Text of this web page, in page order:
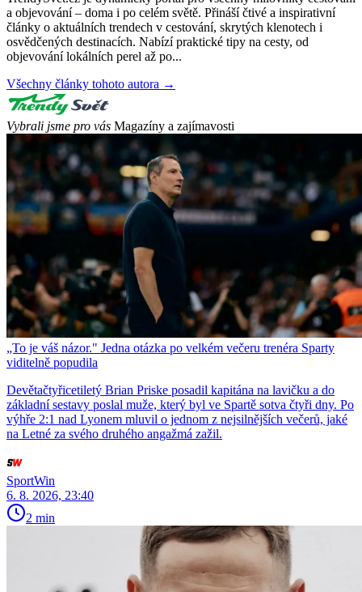
a objevování – doma i po celém světě. Přináší čtivé a inspirativní
články o aktuálních trendech v cestování, skrytých klenotech i
osvědčených destinacích. Nabízí praktické tipy na cesty, od
objevování lokálních perel až po...
Všechny články tohoto autora →
Vybrali jsme pro vás Magazíny a zajímavosti
„To je váš názor." Jedna otázka po velkém večeru trenéra Sparty
viditelně popudila
Devětačtyřicetiletý Brian Priske posadil kapitána na lavičku a do
základní sestavy poslal muže, který byl ve Spartě sotva čtyři dny. Po
výhře 2:1 nad Lyonem mluvil o jednom z nejsilnějších večerů, jaké
na Letné za svého druhého angažmá zažil.
SportWin
6. 8. 2026, 23:40
2 min